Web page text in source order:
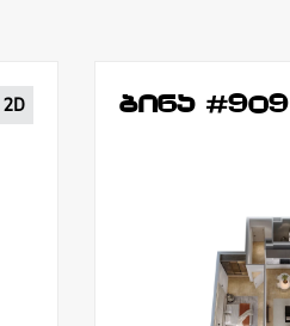
2D ბინა #909